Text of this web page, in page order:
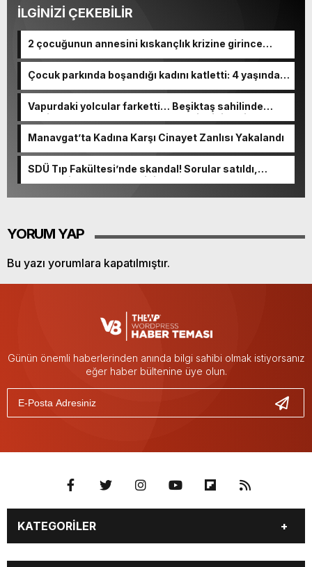
İLGİNİZİ ÇEKEBİLİR
2 çocuğunun annesini kıskançlık krizine girince
Çocuk parkında boşandığı kadını katletti: 4 yaşındaki
Vapurdaki yolcular farketti… Beşiktaş sahilinde
denizden cansız beden çıkarıldı! Kimliği belli oldu
Manavgat’ta Kadına Karşı Cinayet Zanlısı Yakalandı
SDÜ Tıp Fakültesi’nde skandal! Sorular satıldı,
akademisyen de olayın içinde
YORUM YAP
Bu yazı yorumlara kapatılmıştır.
Günün önemli haberlerinden anında bilgi sahibi olmak istiyorsanız
eğer haber bültenine üye olun.
KATEGORİLER
GÜNDEM SEKTÖR ÖZEL